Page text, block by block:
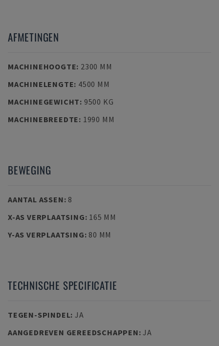
AFMETINGEN
MACHINEHOOGTE: 2300 MM
MACHINELENGTE: 4500 MM
MACHINEGEWICHT: 9500 KG
MACHINEBREEDTE: 1990 MM
BEWEGING
AANTAL ASSEN: 8
X-AS VERPLAATSING: 165 MM
Y-AS VERPLAATSING: 80 MM
TECHNISCHE SPECIFICATIE
TEGEN-SPINDEL: JA
AANGEDREVEN GEREEDSCHAPPEN:JA